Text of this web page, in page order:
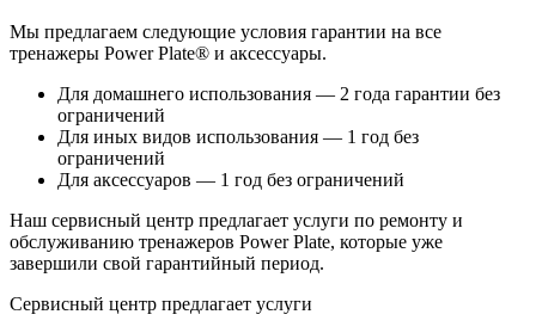
Мы предлагаем следующие условия гарантии на все
тренажеры Power Plate® и аксессуары.
Для домашнего использования — 2 года гарантии без
ограничений
Для иных видов использования — 1 год без
ограничений
Для аксессуаров — 1 год без ограничений
Наш сервисный центр предлагает услуги по ремонту и
обслуживанию тренажеров Power Plate, которые уже
завершили свой гарантийный период.
Сервисный центр предлагает услуги